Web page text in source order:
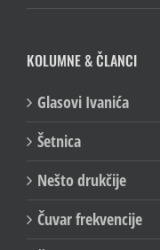
KOLUMNE & ČLANCI
Glasovi Ivanića
Šetnica
Nešto drukčije
Čuvar frekvencije